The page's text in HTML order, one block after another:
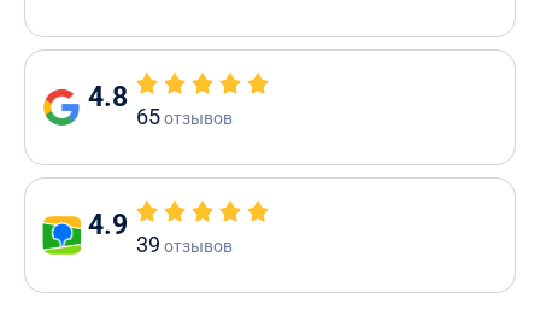
4.8
65отзывов
4.9
39 отзывов